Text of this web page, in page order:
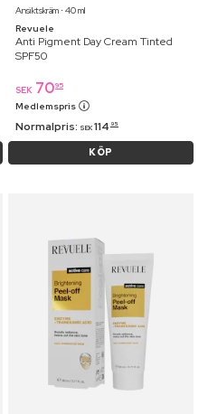
Ansiktskräm ⋅ 40 ml
Revuele
Anti Pigment Day Cream Tinted
SPF50
SEK 7095
Medlemspris
Normalpris: SEK 114 95
KÖP